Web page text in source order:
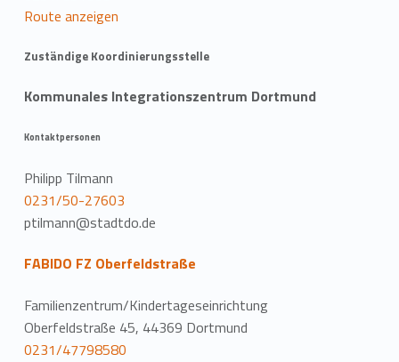
Route anzeigen
Zuständige Koordinierungsstelle
Kommunales Integrationszentrum Dortmund
Kontaktpersonen
Philipp Tilmann
0231/50-27603
ptilmann@stadtdo.de
FABIDO FZ Oberfeldstraße
Familienzentrum/Kindertageseinrichtung
Oberfeldstraße 45, 44369 Dortmund
0231/47798580